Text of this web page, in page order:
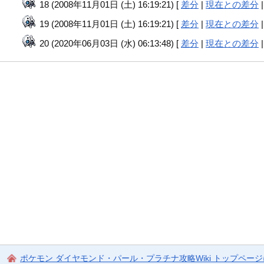
18 (2008年11月01日 (土) 16:19:21) [ 差分 |現在との差分 |
19 (2008年11月01日 (土) 16:19:21) [ 差分 |現在との差分 |
20 (2020年06月03日 (水) 06:13:48) [ 差分 |現在との差分 |
ポケモン ダイヤモンド・パール・プラチナ攻略Wiki トップページ